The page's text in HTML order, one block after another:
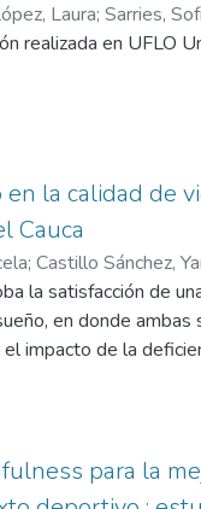
y consistió en
el
significativa en la
el programa
2023. Los
que brinda
un programa de
Laura; Sarries,
realizada en UFLO
la calidad de
Cauca
; Castillo Sánchez,
la satisfacción de
en donde
de la
del Valle del
del Cauca. La
los dominios de
psicológico. La
para la